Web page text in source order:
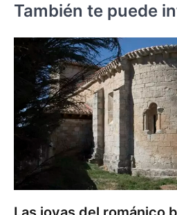
También te puede